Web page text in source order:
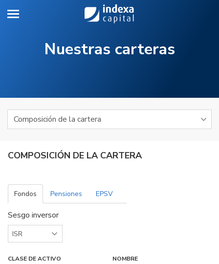
Toggle navigation
Nuestras carteras
COMPOSICIÓN DE LA CARTERA
Fondos Pensiones EPSV
Sesgo inversor
CLASE DE ACTIVO NOMBRE